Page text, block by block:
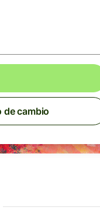
de cambio